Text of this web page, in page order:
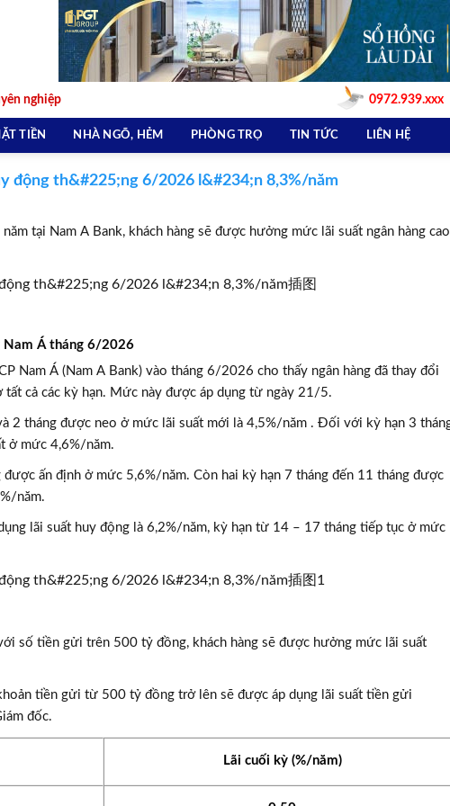
nghiệp 0972.939.xxx
TIỀN NHÀ NGÕ, HẺM PHÒNG TRỌ TIN TỨC LIÊN HỆ
động th&#225;ng 6/2026 l&#234;n 8,3%/năm
tại Nam A Bank, khách hàng sẽ được hưởng mức lãi suất ngân hàng cao
Nam Á tháng 6/2026
Nam Á (Nam A Bank) vào tháng 6/2026 cho thấy ngân hàng đã thay đổi
cả các kỳ hạn. Mức này được áp dụng từ ngày 21/5.
2 tháng được neo ở mức lãi suất mới là 4,5%/năm . Đối với kỳ hạn 3
ở mức 4,6%/năm.
được ấn định ở mức 5,6%/năm. Còn hai kỳ hạn 7 tháng đến 11 tháng được
năm.
lãi suất huy động là 6,2%/năm, kỳ hạn từ 14 – 17 tháng tiếp tục ở mức
số tiền gửi trên 500 tỷ đồng, khách hàng sẽ được hưởng mức lãi suất
tiền gửi từ 500 tỷ đồng trở lên sẽ được áp dụng lãi suất tiền gửi
đốc.
Lãi cuối kỳ (%/năm)